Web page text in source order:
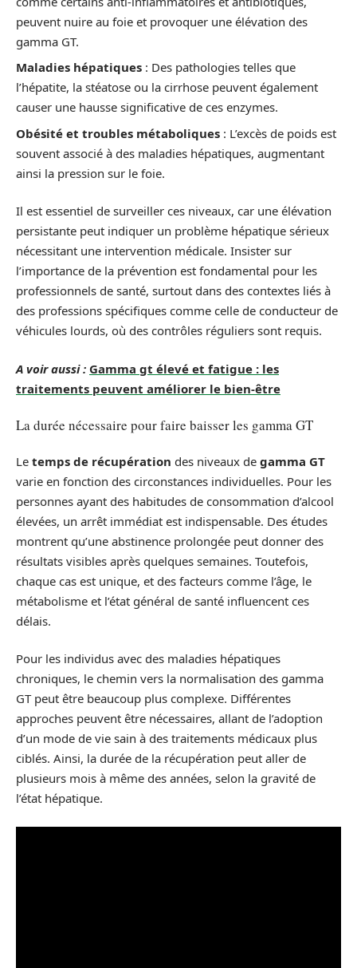
peuvent nuire au foie et provoquer une élévation des
gamma GT.
Maladies hépatiques : Des pathologies telles que
l’hépatite, la stéatose ou la cirrhose peuvent également
causer une hausse significative de ces enzymes.
Obésité et troubles métaboliques : L’excès de poids est
souvent associé à des maladies hépatiques, augmentant
ainsi la pression sur le foie.
Il est essentiel de surveiller ces niveaux, car une élévation
persistante peut indiquer un problème hépatique sérieux
nécessitant une intervention médicale. Insister sur
l’importance de la prévention est fondamental pour les
professionnels de santé, surtout dans des contextes liés à
des professions spécifiques comme celle de conducteur de
véhicules lourds, où des contrôles réguliers sont requis.
A voir aussi : Gamma gt élevé et fatigue : les
traitements peuvent améliorer le bien-être
La durée nécessaire pour faire baisser les gamma GT
Le temps de récupération des niveaux de gamma GT
varie en fonction des circonstances individuelles. Pour les
personnes ayant des habitudes de consommation d’alcool
élevées, un arrêt immédiat est indispensable. Des études
montrent qu’une abstinence prolongée peut donner des
résultats visibles après quelques semaines. Toutefois,
chaque cas est unique, et des facteurs comme l’âge, le
métabolisme et l’état général de santé influencent ces
délais.
Pour les individus avec des maladies hépatiques
chroniques, le chemin vers la normalisation des gamma
GT peut être beaucoup plus complexe. Différentes
approches peuvent être nécessaires, allant de l’adoption
d’un mode de vie sain à des traitements médicaux plus
ciblés. Ainsi, la durée de la récupération peut aller de
plusieurs mois à même des années, selon la gravité de
l’état hépatique.